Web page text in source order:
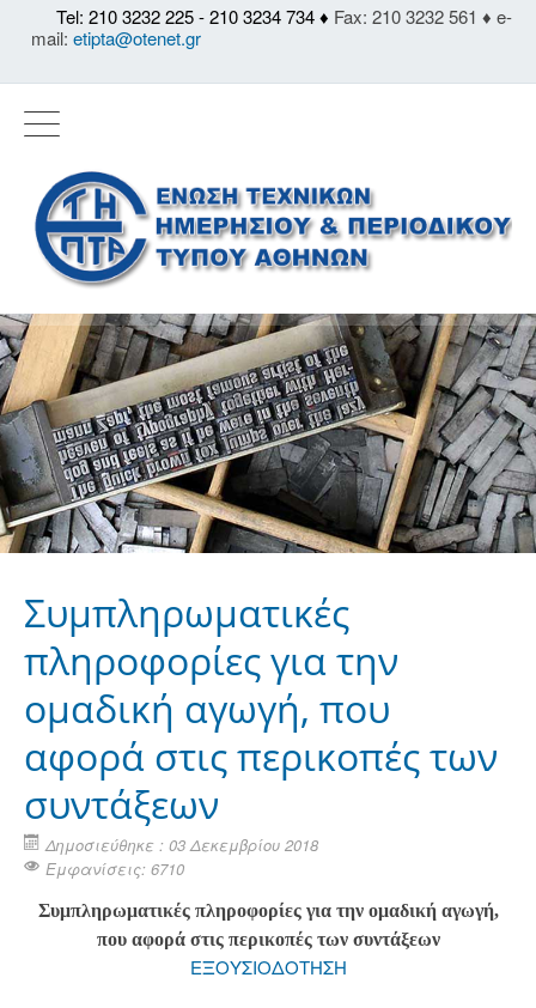
Tel: 210 3232 225 - 210 3234 734 ♦ Fax: 210 3232 561 ♦ e-
mail: etipta@otenet.gr
Συμπληρωματικές
πληροφορίες για την
ομαδική αγωγή, που
αφορά στις περικοπές των
συντάξεων
Δημοσιεύθηκε : 03 Δεκεμβρίου 2018
Εμφανίσεις: 6710
Συμπληρωματικές πληροφορίες για την ομαδική αγωγή,
που αφορά στις περικοπές των συντάξεων
ΕΞΟΥΣΙΟΔΟΤΗΣΗ